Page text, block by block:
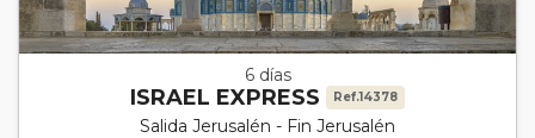
6 días
ISRAEL EXPRESS Ref.14378
Salida Jerusalén - Fin Jerusalén